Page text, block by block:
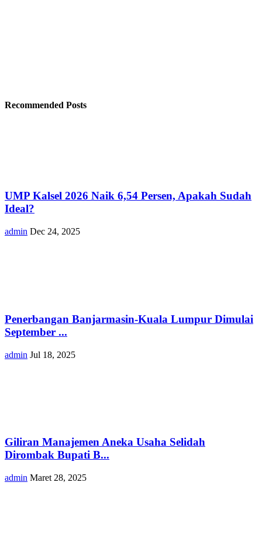
Recommended Posts
UMP Kalsel 2026 Naik 6,54 Persen, Apakah Sudah
Ideal?
admin Dec 24, 2025
Penerbangan Banjarmasin-Kuala Lumpur Dimulai
September ...
admin Jul 18, 2025
Giliran Manajemen Aneka Usaha Selidah
Dirombak Bupati B...
admin Maret 28, 2025